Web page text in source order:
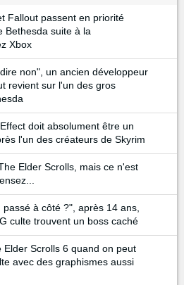
Fallout passent en priorité
Bethesda suite à la
Xbox
non", un ancien développeur
revient sur l'un des gros
doit absolument être un
l'un des créateurs de Skyrim
Elder Scrolls, mais ce n'est
à côté ?", après 14 ans,
culte trouvent un boss caché
Elder Scrolls 6 quand on peut
avec des graphismes aussi